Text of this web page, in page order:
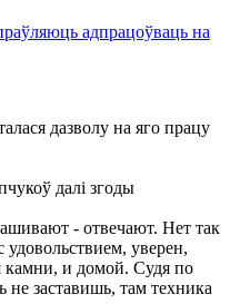
адпрацоўваць на
дазволу на яго працу
далі згоды
- отвечают. Нет так
удовольствием, уверен,
камни, и домой. Судя по
не заставишь, там техника